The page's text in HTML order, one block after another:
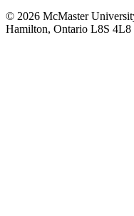
© 2026 McMaster
Hamilton, Ontario L8S 4L8